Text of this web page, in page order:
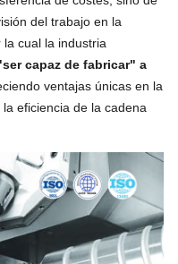
del trabajo en la
cual la industria
capaz de fabricar" a
ventajas únicas en la
eficiencia de la cadena